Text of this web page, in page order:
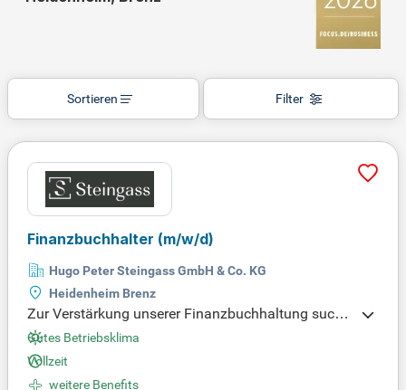
Filter
Sortieren
Finanzbuchhalter (m/w/d)
Hugo Peter Steingass GmbH & Co. KG
Heidenheim Brenz
Zur Verstärkung unserer Finanzbuchhaltung suche
n wir einen engagierten Finanzbuchhalter (m/w/d)
zum nächstmöglichen Zeitpunkt. In dieser Rolle üb
ernehmen Sie die selbstständige Bearbeitung der l
Gutes Betriebsklima
Vollzeit
weitere Benefits